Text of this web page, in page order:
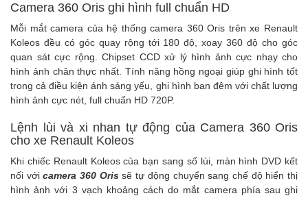
Camera 360 Oris ghi hình full chuẩn HD
Mỗi mắt camera của hệ thốngcamera 360 Oris trên xe Renault
Koleos đều có góc quay rộng tới 180 độ, xoay 360 độ cho góc
quan sát cực rộng. Chipset CCD xử lý hình ảnh cực nhạy cho
hình ảnh chân thực nhất. Tính năng hồng ngoại giúp ghi hình tốt
trong cả điều kiện ánh sáng yếu, ghi hình ban đêm với chất lượng
hình ảnh cực nét, full chuẩn HD 720P.
Lệnh lùi và xi nhan tự động của Camera 360 Oris
cho xe Renault Koleos
Khi chiếc Renault Koleos của bạn sang số lùi, màn hình DVD kết
nối vớicamera 360 Orissẽ tự động chuyển sang chế độ hiển thị
hình ảnh với 3 vạch khoảng cách do mắt camera phía sau ghi